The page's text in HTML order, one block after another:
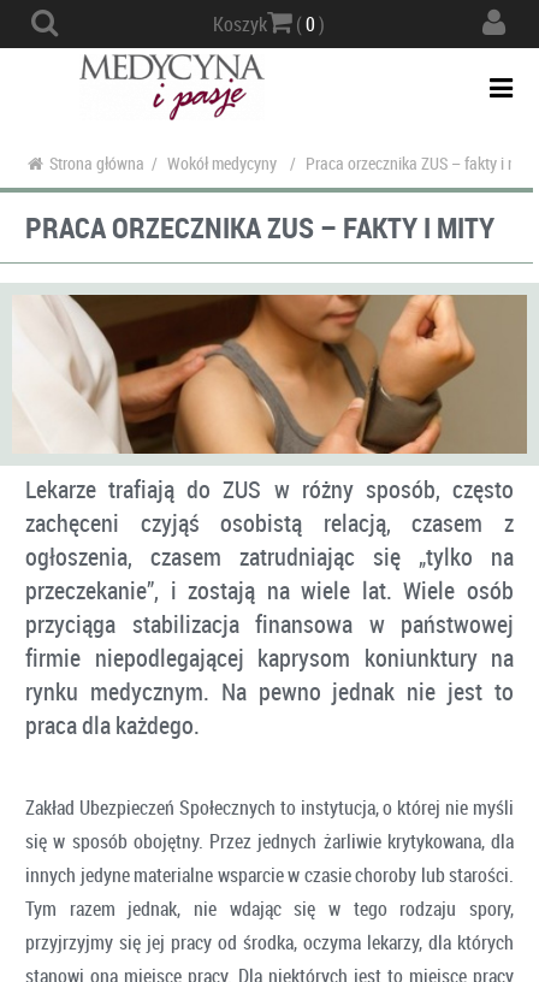
Koszyk (0)
Strona główna / Wokół medycyny / Praca orzecznika ZUS – fakty i mity
PRACA ORZECZNIKA ZUS – FAKTY I MITY
Lekarze trafiają do ZUS w różny sposób, często
zachęceni czyjąś osobistą relacją, czasem z
ogłoszenia, czasem zatrudniając się „tylko na
przeczekanie”, i zostają na wiele lat. Wiele osób
przyciąga stabilizacja finansowa w państwowej
firmie niepodlegającej kaprysom koniunktury na
rynku medycznym. Na pewno jednak nie jest to
praca dla każdego.
Zakład Ubezpieczeń Społecznych to instytucja, o której nie myśli
się w sposób obojętny. Przez jednych żarliwie krytykowana, dla
innych jedyne materialne wsparcie w czasie choroby lub starości.
Tym razem jednak, nie wdając się w tego rodzaju spory,
przyjrzyjmy się jej pracy od środka, oczyma lekarzy, dla których
stanowi ona miejsce pracy. Dla niektórych jest to miejsce pracy